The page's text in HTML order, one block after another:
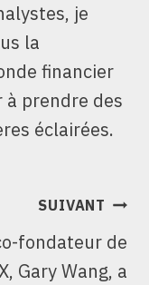
je
la
financier
à prendre des
éclairées.
SUIVANT
fondateur de
Gary Wang, a